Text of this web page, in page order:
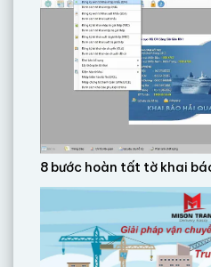
8 bước hoàn tất tờ khai